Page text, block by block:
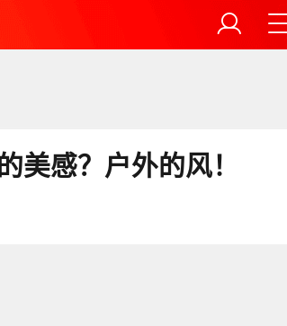
美感？户外的风！